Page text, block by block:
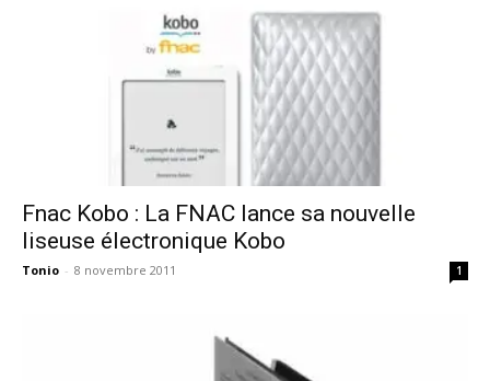
Fnac Kobo : La FNAC lance sa nouvelle
liseuse électronique Kobo
Tonio - 8 novembre 2011 1